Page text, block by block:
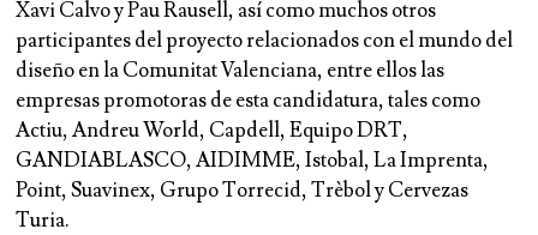
Xavi Calvo y Pau Rausell, así como muchos otros
participantes del proyecto relacionados con el mundo del
diseño en la Comunitat Valenciana, entre ellos las
empresas promotoras de esta candidatura, tales como
Actiu, Andreu World, Capdell, Equipo DRT,
GANDIABLASCO, AIDIMME, Istobal, La Imprenta,
Point, Suavinex, Grupo Torrecid, Trèbol y Cervezas
Turia.